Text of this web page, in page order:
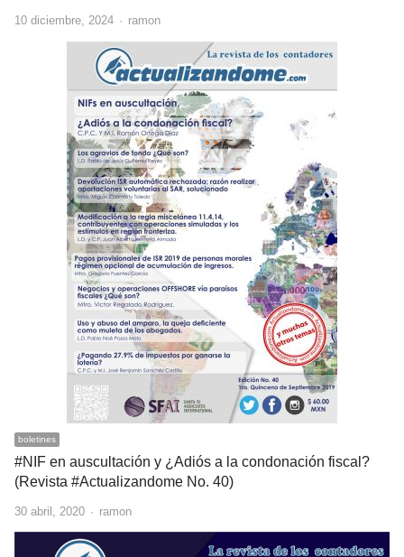
10 diciembre, 2024 Author
ramon
boletines
#NIF en auscultación y ¿Adiós a la condonación fiscal?
(Revista #Actualizandome No. 40)
30 abril, 2020 Author
ramon